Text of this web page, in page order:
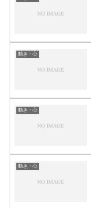
動き・心
動き・心
動き・心